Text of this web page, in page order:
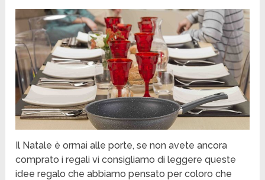
Il Natale è ormai alle porte, se non avete ancora
comprato i regali vi consigliamo di leggere queste
idee regalo che abbiamo pensato per coloro che